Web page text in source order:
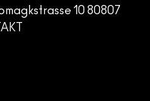
10 80807